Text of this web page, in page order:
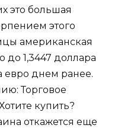
это большая
этого
американская
до 1,3447 доллара
евро днем ранее.
Торговое
купить?
откажется еще